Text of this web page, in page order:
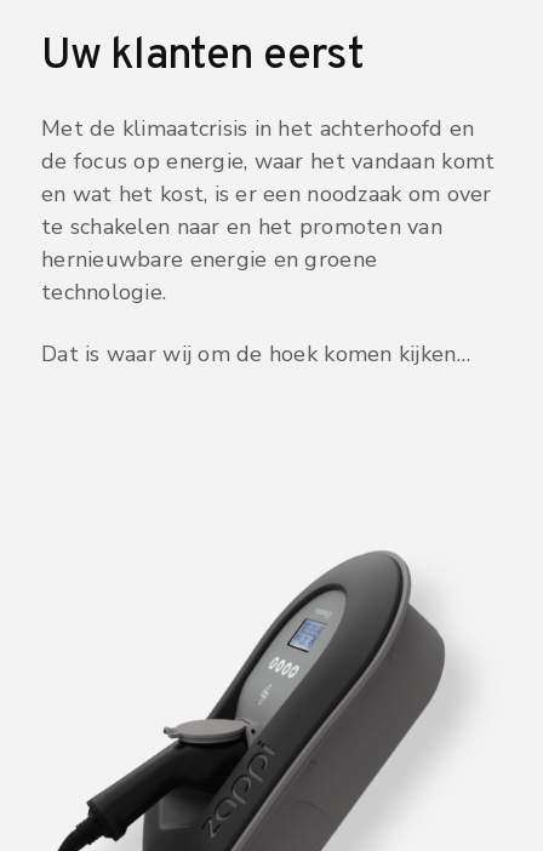
Uw klanten eerst
Met de klimaatcrisis in het achterhoofd en
de focus op energie, waar het vandaan komt
en wat het kost, is er een noodzaak om over
te schakelen naar en het promoten van
hernieuwbare energie en groene
technologie.
Dat is waar wij om de hoek komen kijken…